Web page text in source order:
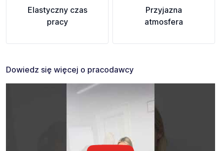
Elastyczny czas
pracy
Przyjazna
atmosfera
Dowiedz się więcej o pracodawcy